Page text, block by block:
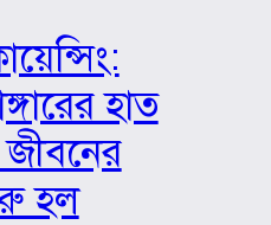
হাত
হল